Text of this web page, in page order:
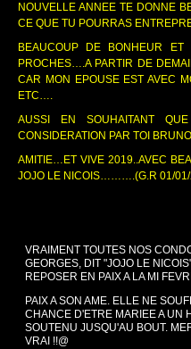
NOUVELLE ANNEE TE DONNE
CE QUE TU POURRAS
BEAUCOUP DE BONHEUR
PROCHES….A PARTIR DE
CAR MON EPOUSE EST AVEC
ETC….
AUSSI EN SOUHAITANT
CONSIDERATION PAR TOI
AMITIE…ET VIVE 2019..AVEC
JOJO LE NICOIS……….(G.R 01/
VRAIMENT TOUTES NOS
GEORGES, DIT "JOJO LE
REPOSER EN PAIX A LA MI
PAIX A SON AME. ELLE NE
CHANCE D'ETRE MARIEE A UN
SOUTENU JUSQU'AU BOUT.
VRAI !!@